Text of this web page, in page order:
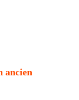
ancien